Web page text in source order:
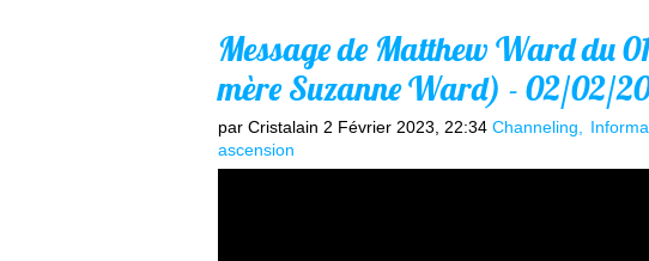
Message de Matthew Ward du
mère Suzanne Ward) - 02/02/
par Cristalain 2 Février 2023, 22:34 Channeling
ascension